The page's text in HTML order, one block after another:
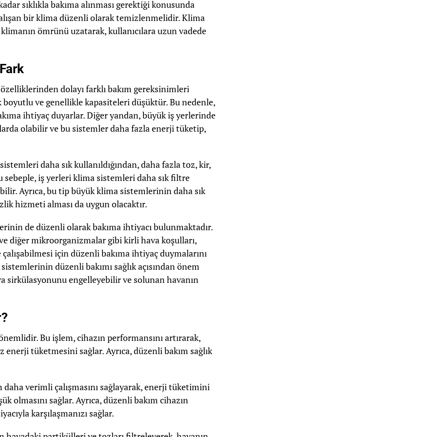
sıklıkla bakıma alınması gerektiği konusunda
bir klima düzenli olarak temizlenmelidir. Klima
ömrünü uzatarak, kullanıcılara uzun vadede
dolayı farklı bakım gereksinimleri
ve genellikle kapasiteleri düşüktür. Bu nedenle,
ihtiyaç duyarlar. Diğer yandan, büyük iş yerlerinde
olabilir ve bu sistemler daha fazla enerji tüketip,
daha sık kullanıldığından, daha fazla toz, kir,
iş yerleri klima sistemleri daha sık filtre
Ayrıca, bu tip büyük klima sistemlerinin daha sık
hizmeti alması da uygun olacaktır.
de düzenli olarak bakıma ihtiyacı bulunmaktadır.
diğer mikroorganizmalar gibi kirli hava koşulları,
için düzenli bakıma ihtiyaç duymalarını
düzenli bakımı sağlık açısından önem
sirkülasyonunu engelleyebilir ve solunan havanın
Bu işlem, cihazın performansını artırarak,
enerji tüketmesini sağlar. Ayrıca, düzenli bakım sağlık
daha verimli çalışmasını sağlayarak, enerji tüketimini
olmasını sağlar. Ayrıca, düzenli bakım cihazın
karşılaşmanızı sağlar.